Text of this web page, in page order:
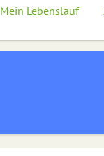
Mein Lebenslauf